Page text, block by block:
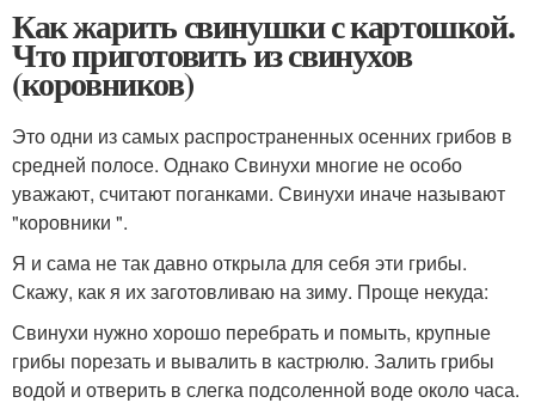
Как жарить свинушки с картошкой.
Что приготовить из свинухов
(коровников)
Это одни из самых распространенных осенних грибов в
средней полосе. Однако Свинухи многие не особо
уважают, считают поганками. Свинухи иначе называют
"коровники ".
Я и сама не так давно открыла для себя эти грибы.
Скажу, как я их заготовливаю на зиму. Проще некуда:
Свинухи нужно хорошо перебрать и помыть, крупные
грибы порезать и вывалить в кастрюлю. Залить грибы
водой и отверить в слегка подсоленной воде около часа.